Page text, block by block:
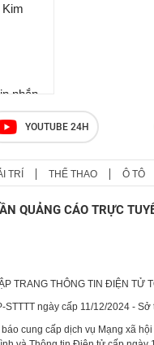
nhắn
phụ
YOUTUBE 24H
TRÍ THỂ THAO Ô TÔ
QUẢNG CÁO TRỰC
TRANG THÔNG TIN ĐIỆN TỬ
STTTT ngày cấp 11/12/2024 -
cung cấp dịch vụ Mạng xã